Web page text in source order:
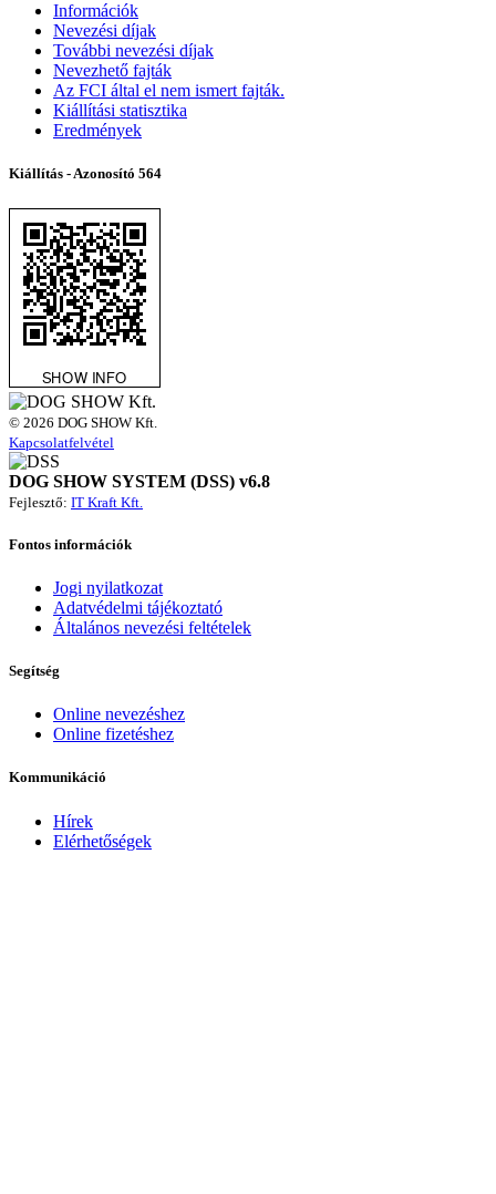
Információk
Nevezési díjak
További nevezési díjak
Nevezhető fajták
Az FCI által el nem ismert fajták.
Kiállítási statisztika
Eredmények
Kiállítás - Azonosító 564
© 2026 DOG SHOW Kft.
Kapcsolatfelvétel
DOG SHOW SYSTEM (DSS) v6.8
Fejlesztő: IT Kraft Kft.
Fontos információk
Jogi nyilatkozat
Adatvédelmi tájékoztató
Általános nevezési feltételek
Segítség
Online nevezéshez
Online fizetéshez
Kommunikáció
Hírek
Elérhetőségek